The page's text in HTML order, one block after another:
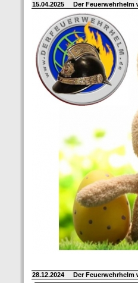
15.04.2025 Der
28.12.2024 Der